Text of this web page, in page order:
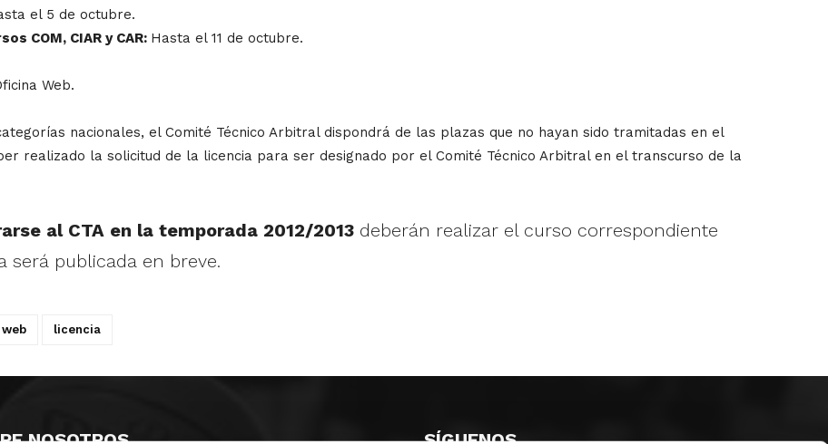
el 5 de octubre.
COM, CIAR y CAR: Hasta el 11 de octubre.
Web.
nacionales, el Comité Técnico Arbitral dispondrá de las plazas que no hayan sido tramitadas en el
realizado la solicitud de la licencia para ser designado por el Comité Técnico Arbitral en el transcurso de la
al CTA en la temporada 2012/2013deberán realizar el curso correspondiente
será publicada en breve.
licencia
NOSOTROS SÍGUENOS